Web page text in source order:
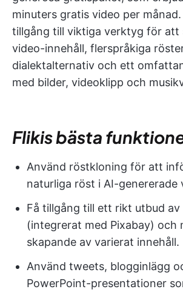
minuters gratis video per
tillgång till viktiga verktyg för
video-innehåll, flerspråkiga
dialektalternativ och ett
med bilder, videoklipp och
Flikis bästa
Använd röstkloning för att
naturliga röst i AI-genererade
Få tillgång till ett rikt utbud av
(integrerat med Pixabay) och
skapande av varierat innehåll.
Använd tweets, blogginlägg
PowerPoint-presentationer